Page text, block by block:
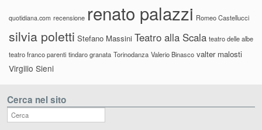
quotidiana.com recensione renato palazzi Romeo Castellucci
silvia poletti Stefano Massini Teatro alla Scala teatro delle albe
teatro franco parenti tindaro granata Torinodanza Valerio Binasco valter malosti
Virgilio Sieni
Cerca nel sito